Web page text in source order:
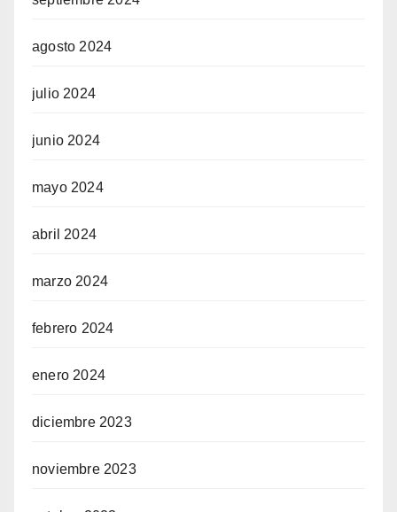
agosto 2024
julio 2024
junio 2024
mayo 2024
abril 2024
marzo 2024
febrero 2024
enero 2024
diciembre 2023
noviembre 2023